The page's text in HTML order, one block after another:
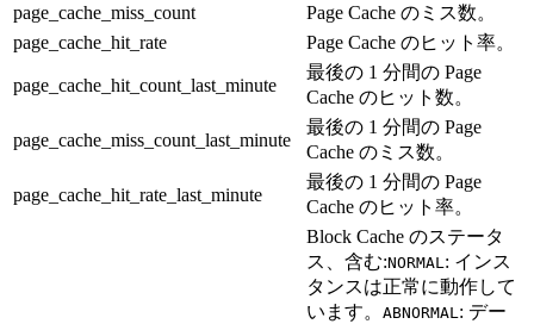
page_cache_miss_count
Page Cache のミス数。
page_cache_hit_rate
Page Cache のヒット率。
page_cache_hit_count_last_minute
最後の 1 分間の Page
Cache のヒット数。
page_cache_miss_count_last_minute
最後の 1 分間の Page
Cache のミス数。
page_cache_hit_rate_last_minute
最後の 1 分間の Page
Cache のヒット率。
Block Cache のステータ
ス、含む:NORMAL : インス
タンスは正常に動作して
います。 ABNORMAL : デー